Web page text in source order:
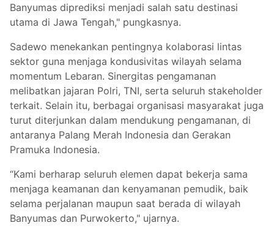
Banyumas diprediksi menjadi salah satu destinasi
utama di Jawa Tengah," pungkasnya.
Sadewo menekankan pentingnya kolaborasi lintas
sektor guna menjaga kondusivitas wilayah selama
momentum Lebaran. Sinergitas pengamanan
melibatkan jajaran Polri, TNI, serta seluruh stakeholder
terkait. Selain itu, berbagai organisasi masyarakat juga
turut diterjunkan dalam mendukung pengamanan, di
antaranya Palang Merah Indonesia dan Gerakan
Pramuka Indonesia.
“Kami berharap seluruh elemen dapat bekerja sama
menjaga keamanan dan kenyamanan pemudik, baik
selama perjalanan maupun saat berada di wilayah
Banyumas dan Purwokerto," ujarnya.